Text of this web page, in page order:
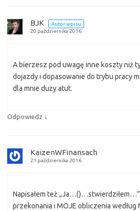
BJK
Autor wpisu
20 października 2016
A bierzesz pod uwagę inne koszty niż
dojazdy i dopasowanie do trybu pracy
dla mnie duży atut.
Odpowiedz ↓
KaizenWFinansach
21 października 2016
Napisałem też
przekonania i MOJE obliczenia według